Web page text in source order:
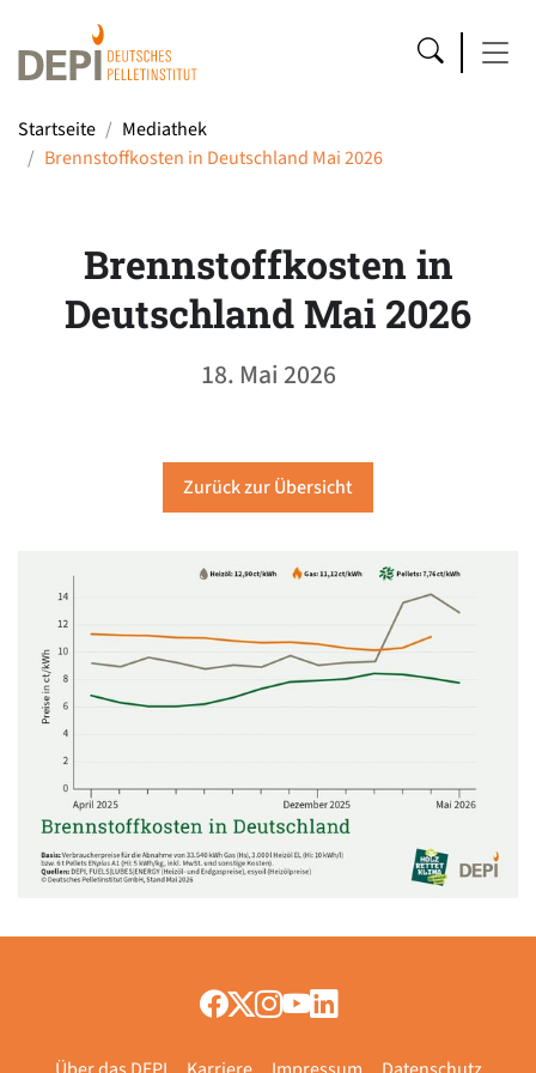
Startseite
Mediathek
Brennstoffkosten in Deutschland Mai 2026
Brennstoffkosten in
Deutschland Mai 2026
18. Mai 2026
Zurück zur Übersicht